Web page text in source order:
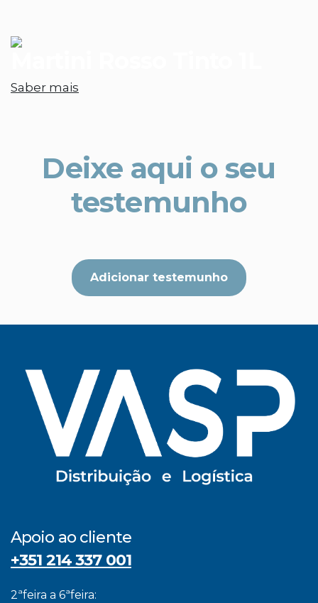
Saber mais
Deixe aqui o seu
testemunho
Adicionar testemunho
Apoio ao cliente
+351 214 337 001
2ªfeira a 6ªfeira: